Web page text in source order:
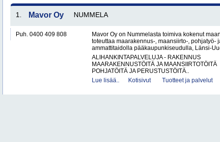
1. Mavor Oy NUMMELA
Puh. 0400 409 808
Mavor Oy on Nummelasta toimiva kokenut
toteuttaa maarakennus-, maansiirto-, pohjatyö-
ammattitaidolla pääkaupunkiseudulla, Länsi-
ALIHANKINTAPALVELUJA - RAKENNUS
MAARAKENNUSTÖITÄ JA MAANSIIRTOTÖITÄ
POHJATÖITÄ JA PERUSTUSTÖITÄ..
Lue lisää..
Kotisivut Tuotteet ja palvelut